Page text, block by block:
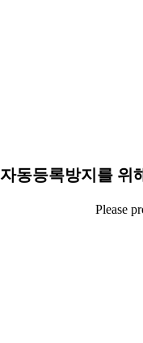
자동등록방지를 위
Please